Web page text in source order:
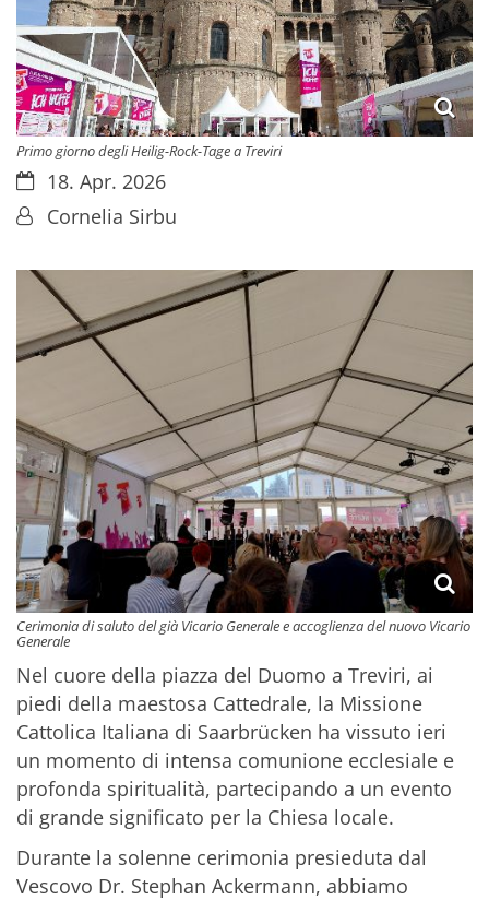
Primo giorno degli Heilig-Rock-Tage a Treviri
Datum:18. Apr. 2026
Von:Cornelia Sirbu
Cerimonia di saluto del già Vicario Generale e accoglienza del nuovo Vicario
Generale
Nel cuore della piazza del Duomo a Treviri, ai
piedi della maestosa Cattedrale, la Missione
Cattolica Italiana di Saarbrücken ha vissuto ieri
un momento di intensa comunione ecclesiale e
profonda spiritualità, partecipando a un evento
di grande significato per la Chiesa locale.
Durante la solenne cerimonia presieduta dal
Vescovo Dr. Stephan Ackermann, abbiamo